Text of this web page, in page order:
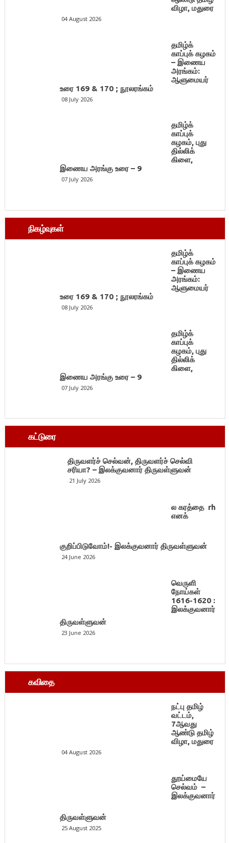
விழா, மதுரை
04 August 2026
தமிழ்க்
காப்புக் கழகம்
– இணைய
அரங்கம்:
ஆளுமையர்
உரை 169 & 170 ; நூலரங்கம்
08 July 2026
தமிழ்க்
காப்புக்
கழகம், புது
தில்லிக்
கிளை,
இணைய அரங்கு உரை – 9
07 July 2026
நிகழ்வுகள்
தமிழ்க்
காப்புக் கழகம்
– இணைய
அரங்கம்:
ஆளுமையர்
உரை 169 & 170 ; நூலரங்கம்
08 July 2026
தமிழ்க்
காப்புக்
கழகம், புது
தில்லிக்
கிளை,
இணைய அரங்கு உரை – 9
07 July 2026
கட்டுரை
திருவளர்ச் செல்வன், திருவளர்ச் செல்வி
சரியா? – இலக்குவனார் திருவள்ளுவன்
21 July 2026
ல கரத்தை rh
எனக்
குறிப்பிடுவோம்!- இலக்குவனார் திருவள்ளுவன்
24 June 2026
வெருளி
நோய்கள்
1616-1620 :
இலக்குவனார்
திருவள்ளுவன்
23 June 2026
கவிதை
நட்பு தமிழ்
வட்டம்,
7ஆவது
ஆண்டு தமிழ்
விழா, மதுரை
04 August 2026
தூய்மையே
செல்வம் –
இலக்குவனார்
திருவள்ளுவன்
25 August 2025